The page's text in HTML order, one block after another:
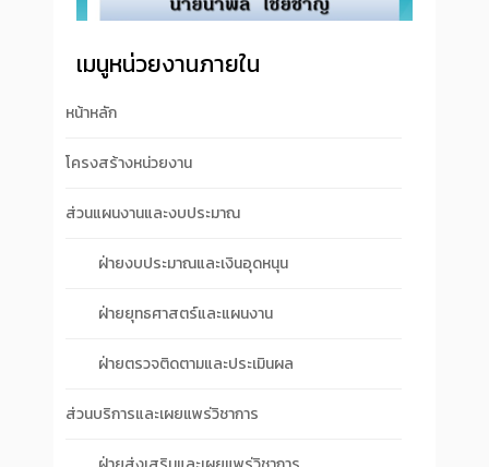
เมนูหน่วยงานภายใน
หน้าหลัก
โครงสร้างหน่วยงาน
ส่วนแผนงานและงบประมาณ
ฝ่ายงบประมาณและเงินอุดหนุน
ฝ่ายยุทธศาสตร์และแผนงาน
ฝ่ายตรวจติดตามและประเมินผล
ส่วนบริการและเผยแพร่วิชาการ